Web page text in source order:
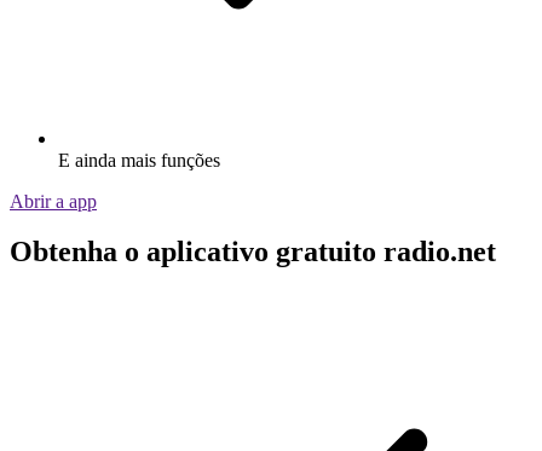
E ainda mais funções
Abrir a app
Obtenha o aplicativo gratuito radio.net